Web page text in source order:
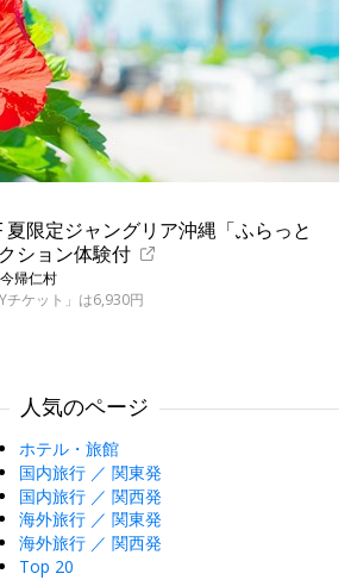
夏限定ジャングリア沖縄「ふらっと
ション体験付
帰仁村
ケット」は6,930円
人気のページ
ホテル・旅館
国内旅行 ／ 関東発
国内旅行 ／ 関西発
海外旅行 ／ 関東発
海外旅行 ／ 関西発
Top 20